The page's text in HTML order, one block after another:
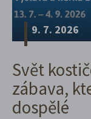
9. 7. 2026
Svět
zábava,
dospělé